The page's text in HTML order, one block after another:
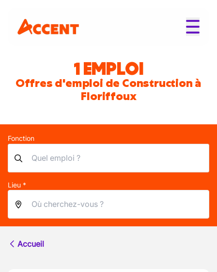
1 EMPLOI
Offres d'emploi de Construction à
Floriffoux
Fonction
Lieu *
Accueil